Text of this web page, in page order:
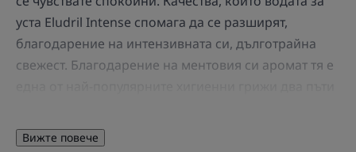
уста Eludril Intense спомага да се разширят,
благодарение на интензивната си, дълготрайна
свежест. Благодарение на ментовия си аромат тя е
образуването на зъбна плака (-74% след 3 седмици
Вижте повече